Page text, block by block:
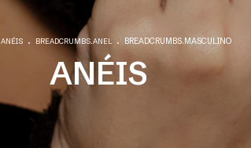
ANÉIS . BREADCRUMBS.ANEL . BREADCRUMBS.MASCULINO
ANÉIS